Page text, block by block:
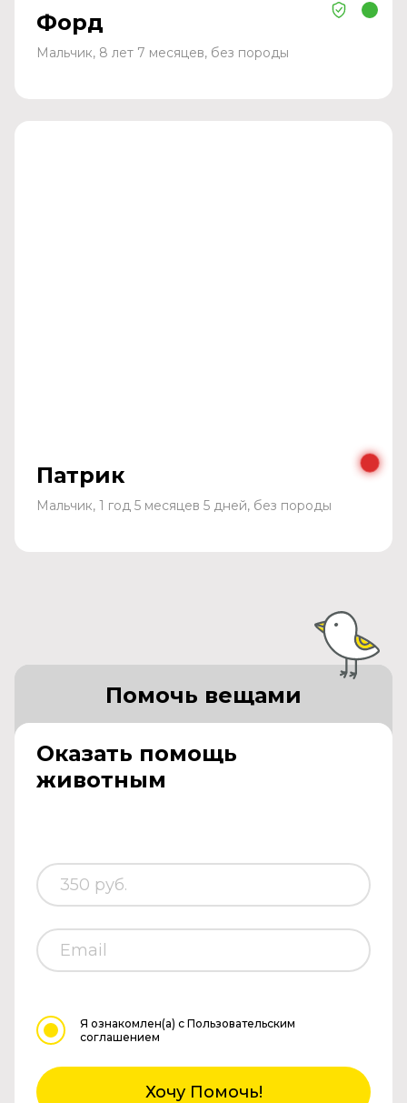
Форд
Мальчик, 8 лет 7 месяцев, без породы
Патрик
Мальчик, 1 год 5 месяцев 5 дней, без породы
Оказать помощь
животным
Помочь вещами
Я ознакомлен(а) с Пользовательским
соглашением
Хочу Помочь!